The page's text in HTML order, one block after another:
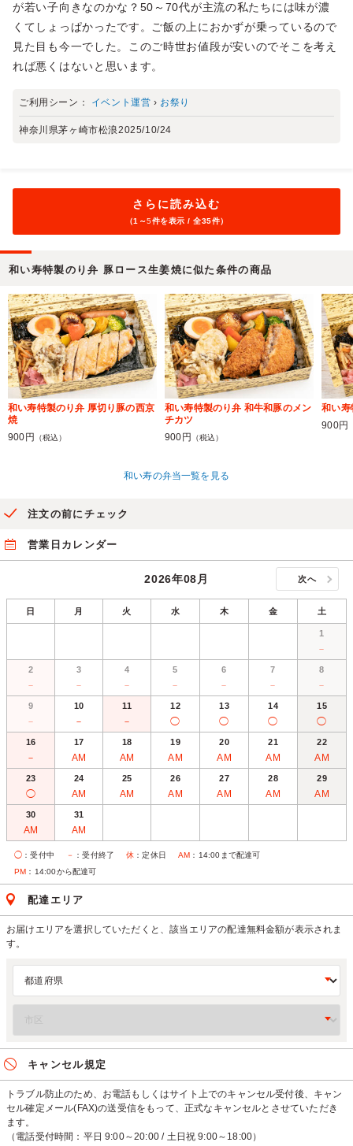
が若い子向きなのかな？50～70代が主流の私たちには味が濃
くてしょっぱかったです。ご飯の上におかずが乗っているので
見た目も今一でした。このご時世お値段が安いのでそこを考え
れば悪くはないと思います。
ご利用シーン： イベント運営 › お祭り
神奈川県茅ヶ崎市松浪2025/10/24
さらに読み込む
（1～5件を表示 / 全35件）
和い寿特製のり弁 豚ロース生姜焼に似た条件の商品
和い寿特製のり弁 厚切り豚の西京
焼
900円
（税込）
和い寿特製のり弁 和牛和豚のメン
チカツ
900円
（税込）
和い寿
900円
和い寿の弁当一覧を見る
注文の前にチェック
営業日カレンダー
2026年08月 次へ
日 月 火 水 木 金 土
1
－
2
－
3
－
4
－
5
－
6
－
7
－
8
－
9
－
10
－
11
－
12
◯
13
◯
14
◯
15
◯
16
－
17
AM
18
AM
19
AM
20
AM
21
AM
22
AM
23
◯
24
AM
25
AM
26
AM
27
AM
28
AM
29
AM
30
AM
31
AM
◯ ：受付中 － ：受付終了 休 ：定休日 AM ：14:00まで配達可
PM ：14:00から配達可
配達エリア
お届けエリアを選択していただくと、該当エリアの配達無料金額が表示されま
す。
キャンセル規定
トラブル防止のため、お電話もしくはサイト上でのキャンセル受付後、キャン
セル確定メール(FAX)の送受信をもって、正式なキャンセルとさせていただき
ます。
（電話受付時間：平日 9:00～20:00 / 土日祝 9:00～18:00）